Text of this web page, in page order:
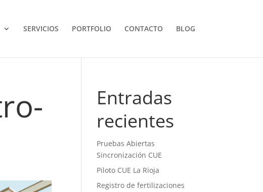
SERVICIOS PORTFOLIO CONTACTO BLOG
Entradas
recientes
Pruebas Abiertas
Sincronización CUE
Piloto CUE La Rioja
Registro de fertilizaciones